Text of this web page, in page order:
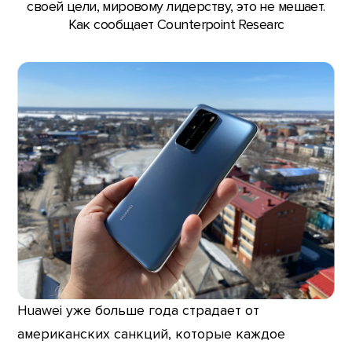
своей цели, мировому лидерству, это не мешает.
Как сообщает Counterpoint Researc
Huawei уже больше года страдает от
американских санкций, которые каждое